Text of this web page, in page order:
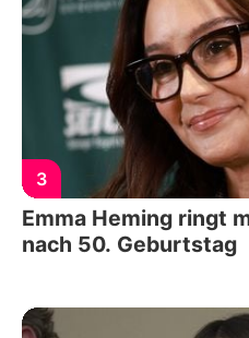
3
Emma Heming ringt
nach 50. Geburtstag